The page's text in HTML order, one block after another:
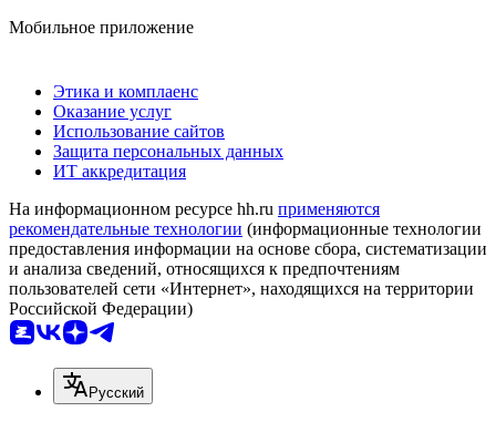
Мобильное приложение
Этика и комплаенс
Оказание услуг
Использование сайтов
Защита персональных данных
ИТ аккредитация
На информационном ресурсе hh.ru применяются
рекомендательные технологии (информационные технологии
предоставления информации на основе сбора, систематизации
и анализа сведений, относящихся к предпочтениям
пользователей сети «Интернет», находящихся на территории
Российской Федерации)
Русский